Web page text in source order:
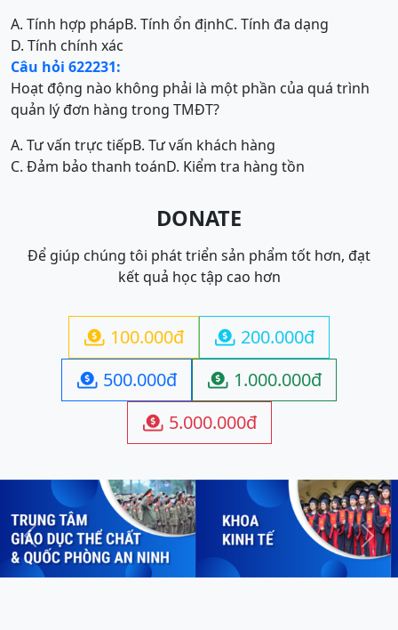
A. Tính hợp phápB. Tính ổn địnhC. Tính đa dạng
D. Tính chính xác
Câu hỏi 622231:
Hoạt động nào không phải là một phần của quá trình
quản lý đơn hàng trong TMĐT?
A. Tư vấn trực tiếpB. Tư vấn khách hàng
C. Đảm bảo thanh toánD. Kiểm tra hàng tồn
DONATE
Để giúp chúng tôi phát triển sản phẩm tốt hơn, đạt
kết quả học tập cao hơn
 100.000đ  200.000đ
 500.000đ  1.000.000đ
 5.000.000đ
Previous Next